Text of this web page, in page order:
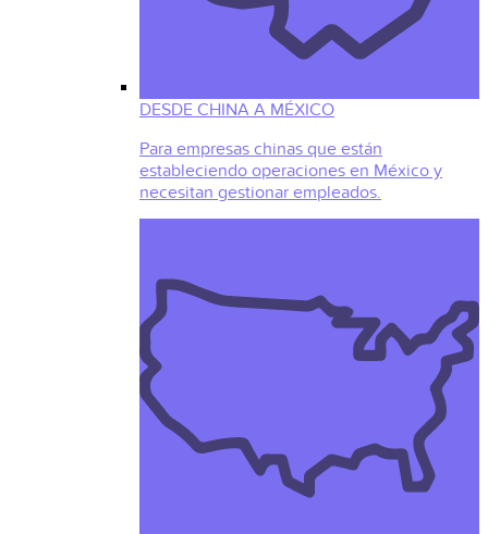
DESDE CHINA A MÉXICO
Para empresas chinas que están
estableciendo operaciones en México y
necesitan gestionar empleados.